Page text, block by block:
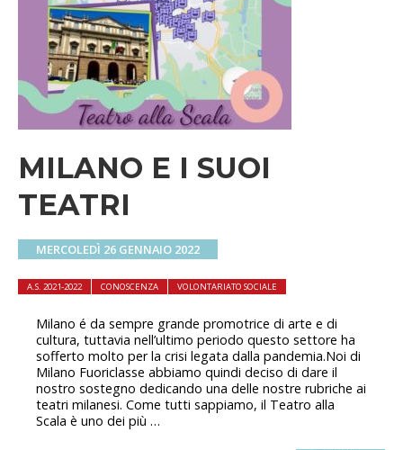
MILANO E I SUOI
TEATRI
MERCOLEDÌ 26 GENNAIO 2022
A.S. 2021-2022 CONOSCENZA VOLONTARIATO SOCIALE
Milano é da sempre grande promotrice di arte e di
cultura, tuttavia nell’ultimo periodo questo settore ha
sofferto molto per la crisi legata dalla pandemia.Noi di
Milano Fuoriclasse abbiamo quindi deciso di dare il
nostro sostegno dedicando una delle nostre rubriche ai
teatri milanesi. Come tutti sappiamo, il Teatro alla
Scala è uno dei più …